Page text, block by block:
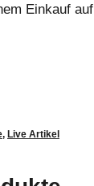
Einkauf auf
, Live Artikel